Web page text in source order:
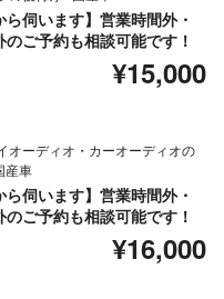
ら伺います】営業時間外・
ご予約も相談可能です！
¥15,000
オーディオ・カーオーディオの
産車
ら伺います】営業時間外・
ご予約も相談可能です！
¥16,000